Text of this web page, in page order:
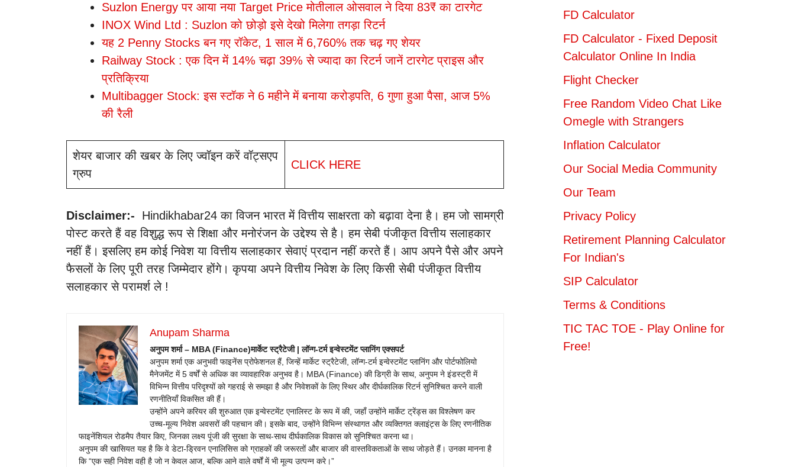
Suzlon Energy पर आया नया Target Price मोतीलाल ओसवाल ने दिया 83₹ का टारगेट
INOX Wind Ltd : Suzlon को छोड़ो इसे देखो मिलेगा तगड़ा रिटर्न
यह 2 Penny Stocks बन गए रॉकेट, 1 साल में 6,760% तक चढ़ गए शेयर
Railway Stock : एक दिन में 14% चढ़ा 39% से ज्यादा का रिटर्न जानें टारगेट प्राइस और
प्रतिक्रिया
Multibagger Stock: इस स्टॉक ने 6 महीने में बनाया करोड़पति, 6 गुणा हुआ पैसा, आज 5%
की रैली
शेयर बाजार की खबर के लिए ज्वॉइन करें वॉट्सएप
ग्रुप
CLICK HERE
Disclaimer:- Hindikhabar24 का विजन भारत में वित्तीय साक्षरता को बढ़ावा देना है। हम जो सामग्री
पोस्ट करते हैं वह विशुद्ध रूप से शिक्षा और मनोरंजन के उद्देश्य से है। हम सेबी पंजीकृत वित्तीय सलाहकार
नहीं हैं। इसलिए हम कोई निवेश या वित्तीय सलाहकार सेवाएं प्रदान नहीं करते हैं। आप अपने पैसे और अपने
फैसलों के लिए पूरी तरह जिम्मेदार होंगे। कृपया अपने वित्तीय निवेश के लिए किसी सेबी पंजीकृत वित्तीय
सलाहकार से परामर्श ले !
Anupam Sharma
अनुपम शर्मा – MBA (Finance)मार्केट स्ट्रैटेजी | लॉन्ग-टर्म इन्वेस्टमेंट प्लानिंग एक्सपर्ट
अनुपम शर्मा एक अनुभवी फाइनेंस प्रोफेशनल हैं, जिन्हें मार्केट स्ट्रैटेजी, लॉन्ग-टर्म इन्वेस्टमेंट प्लानिंग और पोर्टफोलियो
मैनेजमेंट में 5 वर्षों से अधिक का व्यावहारिक अनुभव है। MBA (Finance) की डिग्री के साथ, अनुपम ने इंडस्ट्री में
विभिन्न वित्तीय परिदृश्यों को गहराई से समझा है और निवेशकों के लिए स्थिर और दीर्घकालिक रिटर्न सुनिश्चित करने वाली
रणनीतियाँ विकसित की हैं।
उन्होंने अपने करियर की शुरुआत एक इन्वेस्टमेंट एनालिस्ट के रूप में की, जहाँ उन्होंने मार्केट ट्रेंड्स का विश्लेषण कर
उच्च-मूल्य निवेश अवसरों की पहचान की। इसके बाद, उन्होंने विभिन्न संस्थागत और व्यक्तिगत क्लाइंट्स के लिए रणनीतिक
फाइनेंशियल रोडमैप तैयार किए, जिनका लक्ष्य पूंजी की सुरक्षा के साथ-साथ दीर्घकालिक विकास को सुनिश्चित करना था।
अनुपम की खासियत यह है कि वे डेटा-ड्रिवन एनालिसिस को ग्राहकों की जरूरतों और बाजार की वास्तविकताओं के साथ जोड़ते हैं। उनका मानना है
कि “एक सही निवेश वही है जो न केवल आज, बल्कि आने वाले वर्षों में भी मूल्य उत्पन्न करे।”
FD Calculator
FD Calculator - Fixed Deposit
Calculator Online In India
Flight Checker
Free Random Video Chat Like
Omegle with Strangers
Inflation Calculator
Our Social Media Community
Our Team
Privacy Policy
Retirement Planning Calculator
For Indian's
SIP Calculator
Terms & Conditions
TIC TAC TOE - Play Online for
Free!